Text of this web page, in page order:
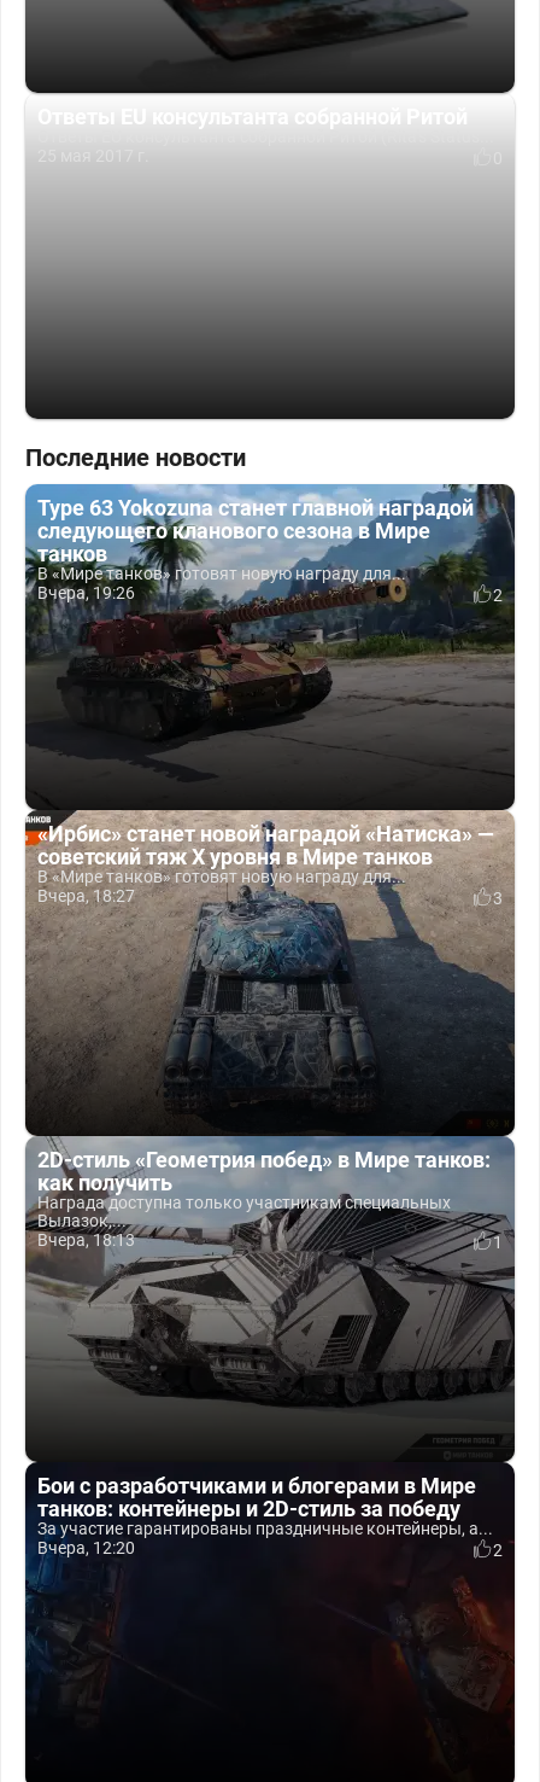
Последние новости
Type 63 Yokozuna станет главной наградой
следующего кланового сезона в Мире
танков
В «Мире танков» готовят новую награду для...
Вчера, 19:26
2
«Ирбис» станет новой наградой «Натиска» —
советский тяж X уровня в Мире танков
В «Мире танков» готовят новую награду для...
Вчера, 18:27
3
2D-стиль «Геометрия побед» в Мире танков:
как получить
Награда доступна только участникам специальных
Вылазок,...
Вчера, 18:13
1
Бои с разработчиками и блогерами в Мире
танков: контейнеры и 2D-стиль за победу
За участие гарантированы праздничные контейнеры, а...
Вчера, 12:20
2